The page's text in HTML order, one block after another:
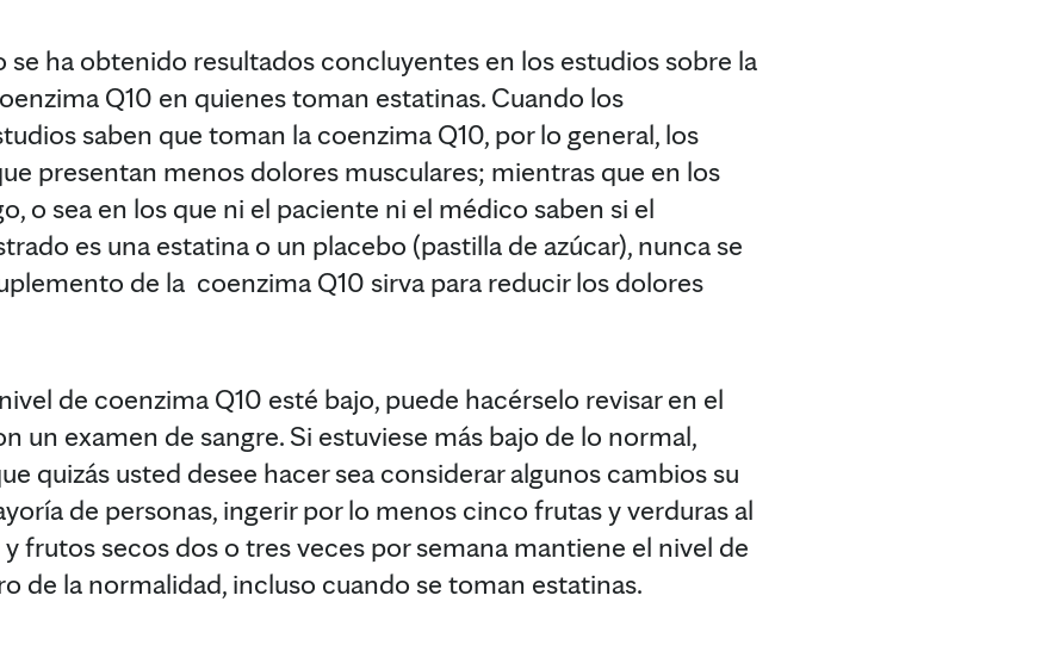
ha obtenido resultados concluyentes en los estudios sobre la
Q10 en quienes toman estatinas. Cuando los
saben que toman la coenzima Q10, por lo general, los
presentan menos dolores musculares; mientras que en los
o sea en los que ni el paciente ni el médico saben si el
es una estatina o un placebo (pastilla de azúcar), nunca se
de la coenzima Q10 sirva para reducir los dolores
de coenzima Q10 esté bajo, puede hacérselo revisar en el
un examen de sangre. Si estuviese más bajo de lo normal,
quizás usted desee hacer sea considerar algunos cambios su
de personas, ingerir por lo menos cinco frutas y verduras al
frutos secos dos o tres veces por semana mantiene el nivel de
de la normalidad, incluso cuando se toman estatinas.